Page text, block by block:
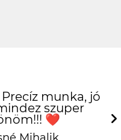
munka, jó
szuper
❤️